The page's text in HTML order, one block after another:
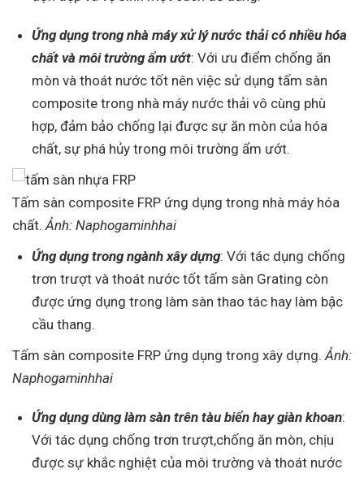
Ứng dụng trong nhà máy xử lý nước thải có nhiều hóa
chất và môi trường ẩm ướt: Với ưu điểm chống ăn
mòn và thoát nước tốt nên việc sử dụng tấm sàn
composite trong nhà máy nước thải vô cùng phù
hợp, đảm bảo chống lại được sự ăn mòn của hóa
chất, sự phá hủy trong môi trường ẩm ướt.
Tấm sàn composite FRP ứng dụng trong nhà máy hóa
chất.Ảnh: Naphogaminhhai
Ứng dụng trong ngành xây dựng: Với tác dụng chống
trơn trượt và thoát nước tốt tấm sàn Grating còn
được ứng dụng trong làm sàn thao tác hay làm bậc
cầu thang.
Tấm sàn composite FRP ứng dụng trong xây dựng.Ảnh:
Naphogaminhhai
Ứng dụng dùng làm sàn trên tàu biển hay giàn khoan:
Với tác dụng chống trơn trượt,chống ăn mòn, chịu
được sự khắc nghiệt của môi trường và thoát nước